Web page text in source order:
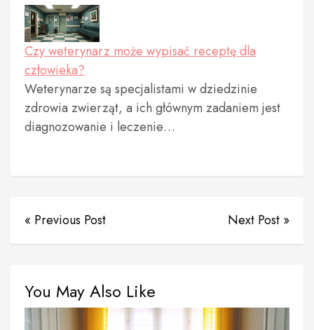
Czy weterynarz może wypisać receptę dla
człowieka?
Weterynarze są specjalistami w dziedzinie
zdrowia zwierząt, a ich głównym zadaniem jest
diagnozowanie i leczenie…
« Previous Post Next Post »
You May Also Like